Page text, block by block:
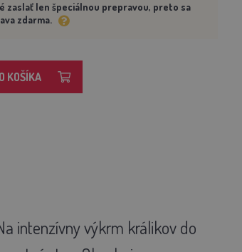
zaslať len špeciálnou prepravou, preto sa
zdarma.
KOŠÍKA
intenzívny výkrm králikov do